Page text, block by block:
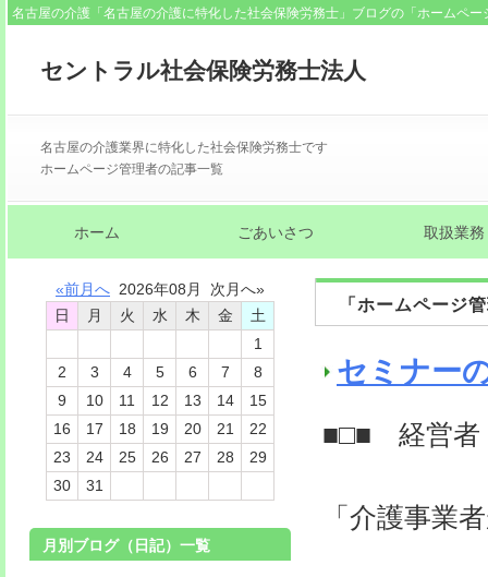
「ホームページ
名古屋の介護「名古屋の介護に特化した社会保険労務士」ブログの「ホームペー
名古屋の介護業界に特化した社会保険労務士です
ホームページ管理者の記事一覧
セミナー
■□■ 経営者
「介護事業
«前月へ 2026年08月 次月へ»
日
月 火 水 木 金
土
1
2
3 4 5 6 7
8
9
10 11 12 13 14
15
16
17 18 19 20 21
22
23
24 25 26 27 28
29
30
31
月別ブログ（日記）一覧
セントラル社会保険労務士法人
ホーム ごあいさつ 取扱業務